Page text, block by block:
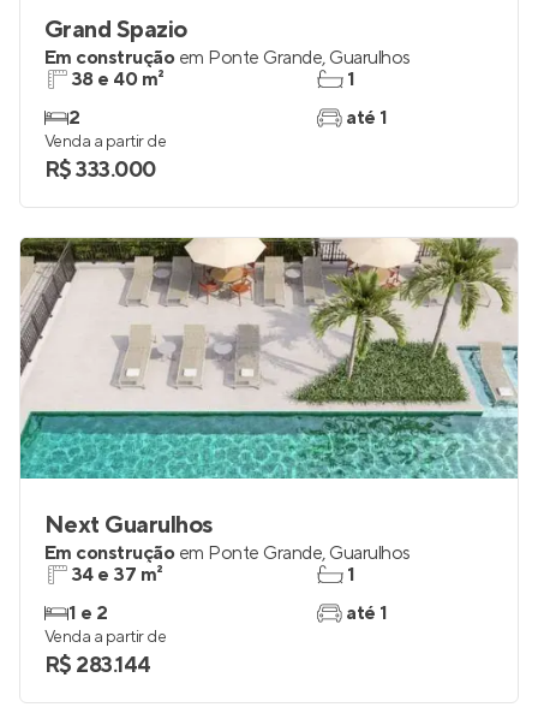
Grand Spazio
Em construção em Ponte Grande, Guarulhos
38 e 40 m²
2
1
até 1
Venda a partir de
R$ 333.000
Next Guarulhos
Em construção em Ponte Grande, Guarulhos
34 e 37 m²
1 e 2
1
até 1
Venda a partir de
R$ 283.144